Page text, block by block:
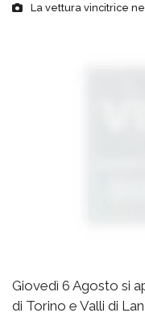
La vettura vincitrice
Giovedì 6 Agosto si
di Torino e Valli di